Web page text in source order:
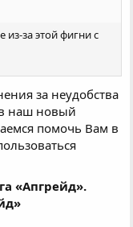
за этой фигни с
за неудобства
наш новый
помочь Вам в
«Апгрейд».